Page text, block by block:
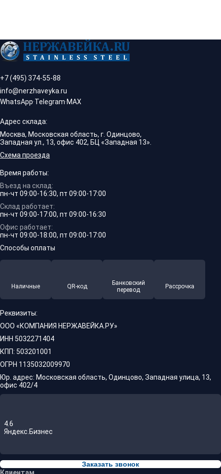
+7 (495) 374-55-88
info@nerzhaveyka.ru
WhatsApp·Telegram·MAX
Адрес склада:
Москва, Московская область, г. Одинцово,
Западная ул., 13, офис 402, БЦ «Западная 13».
Схема проезда
Время работы:
Въезд на склад:
пн-чт 09:00-16:30, пт 09:00-17:00
Склад работает:
пн-чт 09:00-17:00, пт 09:00-16:30
Офис работает:
пн-чт 09:00-18:00, пт 09:00-17:00
Способы оплаты
Наличные QR-код
Банковский
перевод
Рассрочка
Реквизиты:
ООО «КОМПАНИЯ НЕРЖАВЕЙКА.РУ»
ИНН 5032271404
КПП: 503201001
ОГРН 1135032009970
Юр. адрес: Московская область, Одинцово, Западная улица, 13,
офис 402/4
4.6
Яндекс.Бизнес
Заказать звонок